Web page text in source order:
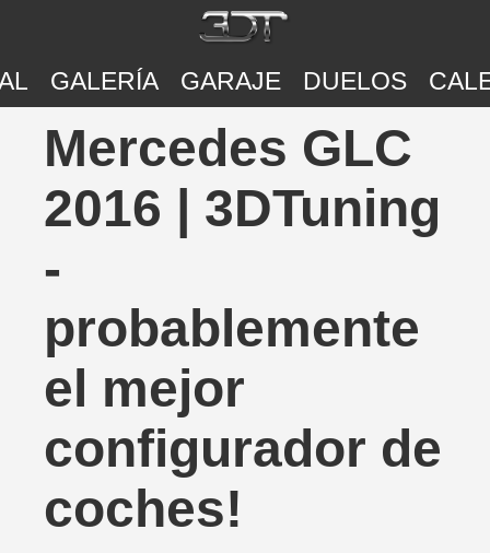
GALERÍA GARAJE DUELOS
Mercedes GLC
2016 | 3DTuning
-
probablemente
el mejor
configurador de
coches!